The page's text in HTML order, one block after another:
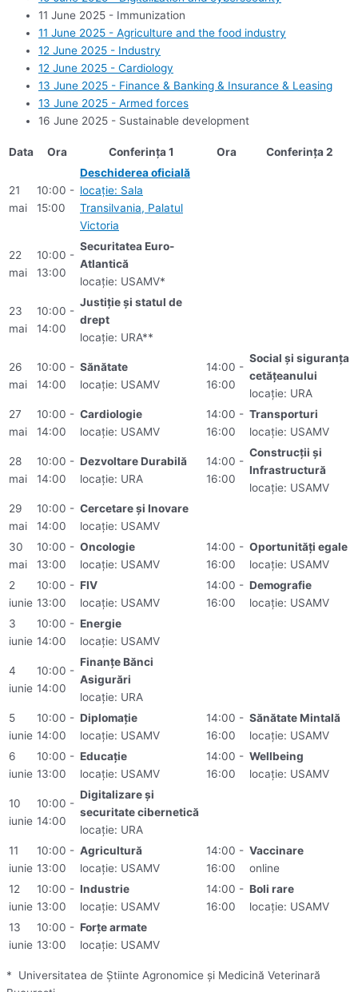
11 June 2025 - Immunization
11 June 2025 - Agriculture and the food industry
12 June 2025 - Industry
12 June 2025 - Cardiology
13 June 2025 - Finance & Banking & Insurance & Leasing
13 June 2025 - Armed forces
16 June 2025 - Sustainable development
Data Ora Conferința 1 Ora Conferința 2
21
mai
10:00 -
15:00
Deschiderea oficială
locație: Sala
Transilvania, Palatul
Victoria
22
mai
10:00 -
13:00
Securitatea Euro-
Atlantică
locație: USAMV*
23
mai
10:00 -
14:00
Justiție și statul de
drept
locație: URA**
26
mai
10:00 -
14:00
Sănătate
locație: USAMV
14:00 -
16:00
Social și siguranța
cetățeanului
locație: URA
27
mai
10:00 -
14:00
Cardiologie
locație: USAMV
14:00 -
16:00
Transporturi
locație: USAMV
28
mai
10:00 -
14:00
Dezvoltare Durabilă
locație: URA
14:00 -
16:00
Construcții și
Infrastructură
locație: USAMV
29
mai
10:00 -
14:00
Cercetare și Inovare
locație: USAMV
30
mai
10:00 -
13:00
Oncologie
locație: USAMV
14:00 -
16:00
Oportunități egale
locație: USAMV
2
iunie
10:00 -
13:00
FIV
locație: USAMV
14:00 -
16:00
Demografie
locație: USAMV
3
iunie
10:00 -
14:00
Energie
locație: USAMV
4
iunie
10:00 -
14:00
Finanțe Bănci
Asigurări
locație: URA
5
iunie
10:00 -
14:00
Diplomație
locație: USAMV
14:00 -
16:00
Sănătate Mintală
locație: USAMV
6
iunie
10:00 -
13:00
Educație
locație: USAMV
14:00 -
16:00
Wellbeing
locație: USAMV
10
iunie
10:00 -
14:00
Digitalizare și
securitate cibernetică
locație: URA
11
iunie
10:00 -
13:00
Agricultură
locație: USAMV
14:00 -
16:00
Vaccinare
online
12
iunie
10:00 -
13:00
Industrie
locație: USAMV
14:00 -
16:00
Boli rare
locație: USAMV
13
iunie
10:00 -
13:00
Forțe armate
locație: USAMV
* Universitatea de Știinte Agronomice și Medicină Veterinară